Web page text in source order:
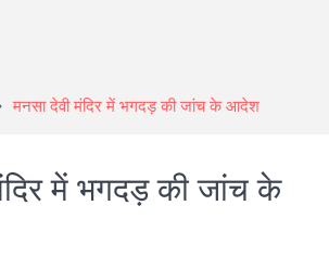
मनसा देवी मंदिर में भगदड़ की जांच के आदेश
में भगदड़ की जांच के